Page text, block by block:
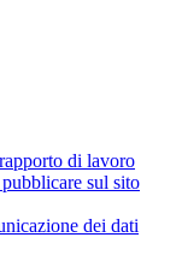
di lavoro
sul sito
dei dati